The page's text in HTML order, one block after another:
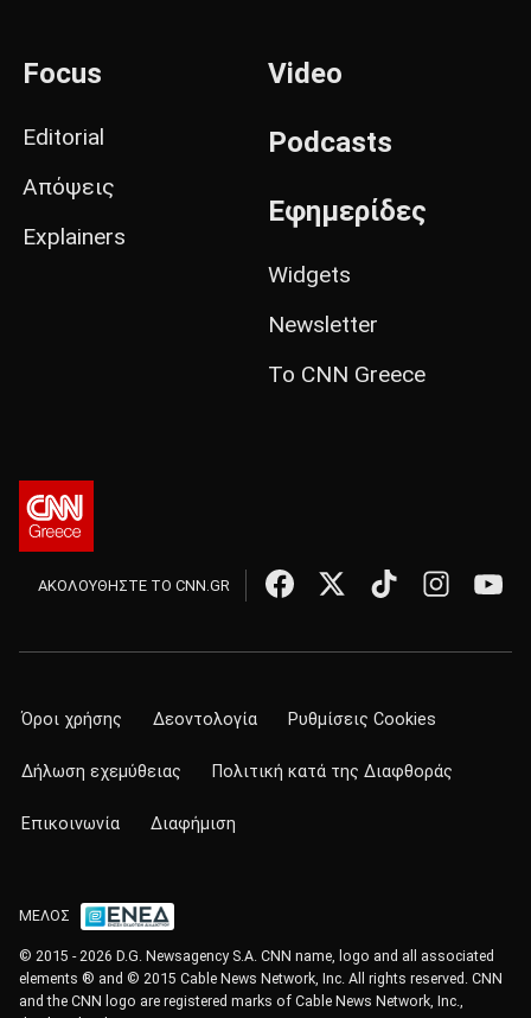
Focus
Editorial
Απόψεις
Explainers
Video
Podcasts
Εφημερίδες
Widgets
Newsletter
Το CNN Greece
ΑΚΟΛΟΥΘΗΣΤΕ ΤΟ CNN.GR
Όροι χρήσης Δεοντολογία Ρυθμίσεις Cookies
Δήλωση εχεμύθειας Πολιτική κατά της Διαφθοράς
Επικοινωνία Διαφήμιση
ΜΕΛΟΣ
© 2015 - 2026 D.G. Newsagency S.A. CNN name, logo and all associated
elements ® and © 2015 Cable News Network, Inc. All rights reserved. CNN
and the CNN logo are registered marks of Cable News Network, Inc.,